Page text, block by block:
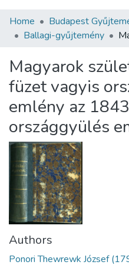
Communities &
Statistics
About us
Home Budapest
Ballagi-gyűjtemény
Magyarok
füzet vagyis
emlény az
országgyülés
Authors
Ponori Thewrewk József